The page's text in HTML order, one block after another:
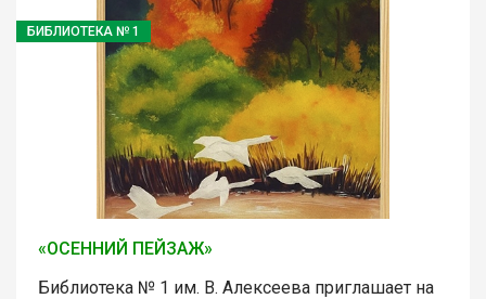
БИБЛИОТЕКА № 1
«ОСЕННИЙ ПЕЙЗАЖ»
Библиотека № 1 им. В. Алексеева приглашает на